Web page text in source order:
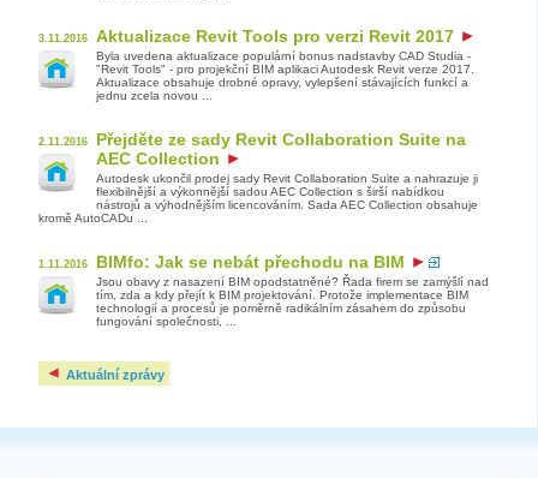
3.11.2016 Aktualizace Revit Tools pro verzi Revit 2017
Byla uvedena aktualizace populární bonus nadstavby CAD Studia -
"Revit Tools" - pro projekční BIM aplikaci Autodesk Revit verze 2017.
Aktualizace obsahuje drobné opravy, vylepšení stávajících funkcí a
jednu zcela novou ...
2.11.2016
Přejděte ze sady Revit Collaboration Suite na
AEC Collection
Autodesk ukončil prodej sady Revit Collaboration Suite a nahrazuje ji
flexibilnější a výkonnější sadou AEC Collection s širší nabídkou
nástrojů a výhodnějším licencováním. Sada AEC Collection obsahuje
kromě AutoCADu ...
1.11.2016 BIMfo: Jak se nebát přechodu na BIM
Jsou obavy z nasazení BIM opodstatněné? Řada firem se zamýšlí nad
tím, zda a kdy přejít k BIM projektování. Protože implementace BIM
technologií a procesů je poměrně radikálním zásahem do způsobu
fungování společnosti, ...
Aktuální zprávy